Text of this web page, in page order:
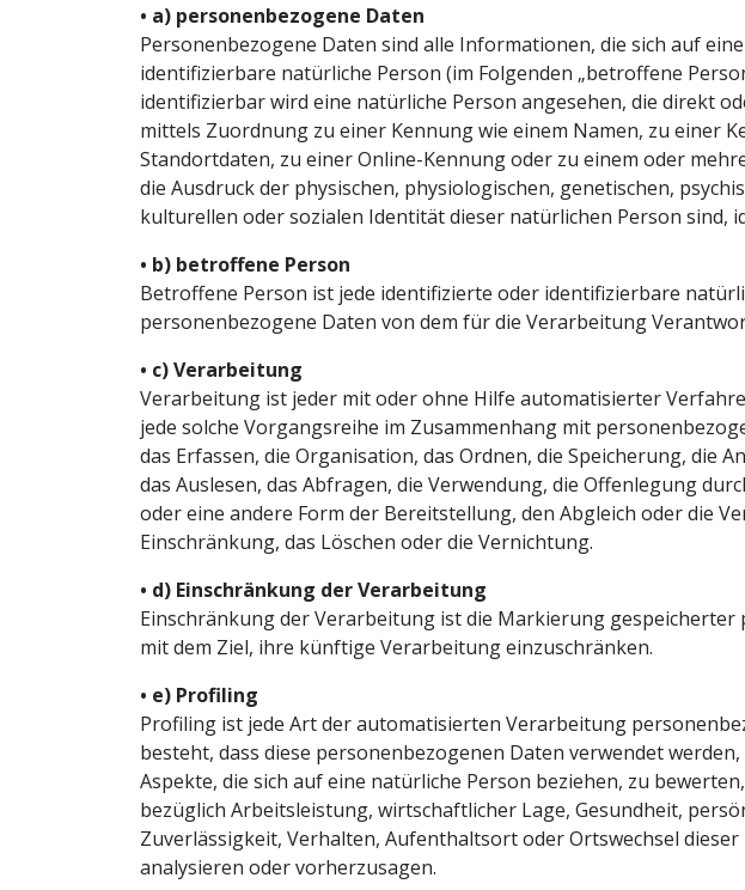
• a) personenbezogene Daten
Personenbezogene Daten sind alle Informationen, die sich auf
identifizierbare natürliche Person (im Folgenden „betroffene
identifizierbar wird eine natürliche Person angesehen, die direkt
mittels Zuordnung zu einer Kennung wie einem Namen, zu einer
Standortdaten, zu einer Online-Kennung oder zu einem oder
die Ausdruck der physischen, physiologischen, genetischen,
kulturellen oder sozialen Identität dieser natürlichen Person sind,
• b) betroffene Person
Betroffene Person ist jede identifizierte oder identifizierbare
personenbezogene Daten von dem für die Verarbeitung
• c) Verarbeitung
Verarbeitung ist jeder mit oder ohne Hilfe automatisierter
jede solche Vorgangsreihe im Zusammenhang mit
das Erfassen, die Organisation, das Ordnen, die Speicherung, die
das Auslesen, das Abfragen, die Verwendung, die Offenlegung
oder eine andere Form der Bereitstellung, den Abgleich oder die
Einschränkung, das Löschen oder die Vernichtung.
• d) Einschränkung der Verarbeitung
Einschränkung der Verarbeitung ist die Markierung
mit dem Ziel, ihre künftige Verarbeitung einzuschränken.
• e) Profiling
Profiling ist jede Art der automatisierten Verarbeitung
besteht, dass diese personenbezogenen Daten verwendet
Aspekte, die sich auf eine natürliche Person beziehen, zu
bezüglich Arbeitsleistung, wirtschaftlicher Lage, Gesundheit,
Zuverlässigkeit, Verhalten, Aufenthaltsort oder Ortswechsel
analysieren oder vorherzusagen.